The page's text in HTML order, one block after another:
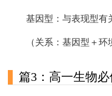
基因型：与表现型有关
（关系：基因型＋环
篇3：高一生物